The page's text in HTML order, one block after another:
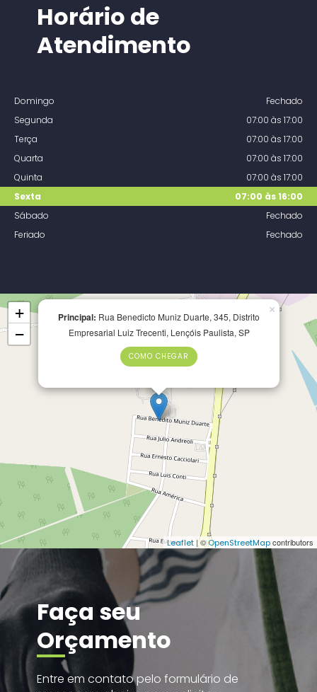
Horário de
Atendimento
Domingo
Fechado
Segunda
07:00 às 17:00
Terça
07:00 às 17:00
Quarta
07:00 às 17:00
Quinta
07:00 às 17:00
Sexta
07:00 às 16:00
Sábado
Fechado
Feriado
Fechado
Principal: Rua Benedicto Muniz Duarte, 345, Distrito
Empresarial Luiz Trecenti, Lençóis Paulista, SP
COMO CHEGAR
×
+
−
Leaflet | ©OpenStreetMapcontributors
Faça seu
Orçamento
Entre em contato pelo formulário de